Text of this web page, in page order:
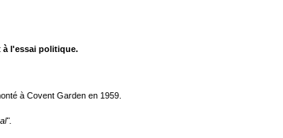
à l'essai politique.
à Covent Garden en 1959.